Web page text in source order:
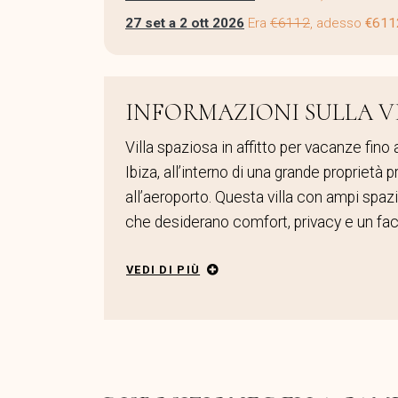
27 set a 2 ott 2026 Era €6112, adesso
INFORMAZIONI SULLA
Villa spaziosa in affitto per vacanze
Ibiza, all’interno di una grande
all’aeroporto. Questa villa con ampi
che desiderano comfort, privacy e un
VEDI DI PIÙ